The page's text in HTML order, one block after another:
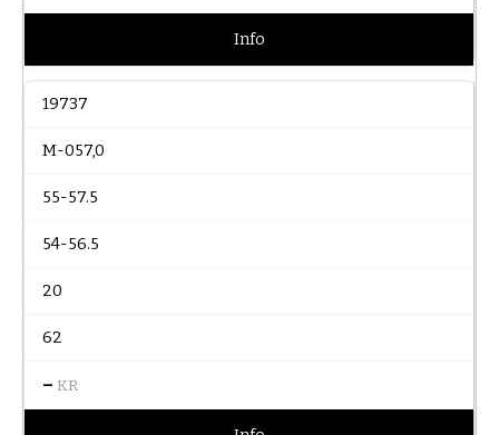
Info
19737
M-057,0
55-57.5
54-56.5
20
62
– KR